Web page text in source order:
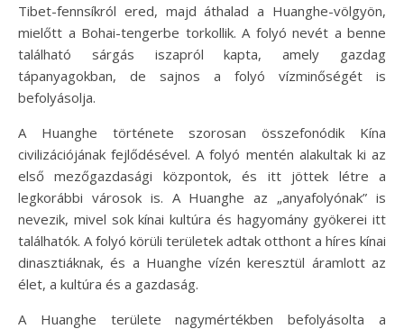
Tibet-fennsíkról ered, majd áthalad a Huanghe-völgyön,
mielőtt a Bohai-tengerbe torkollik. A folyó nevét a benne
található sárgás iszapról kapta, amely gazdag
tápanyagokban, de sajnos a folyó vízminőségét is
befolyásolja.
A Huanghe története szorosan összefonódik Kína
civilizációjának fejlődésével. A folyó mentén alakultak ki az
első mezőgazdasági központok, és itt jöttek létre a
legkorábbi városok is. A Huanghe az „anyafolyónak” is
nevezik, mivel sok kínai kultúra és hagyomány gyökerei itt
találhatók. A folyó körüli területek adtak otthont a híres kínai
dinasztiáknak, és a Huanghe vízén keresztül áramlott az
élet, a kultúra és a gazdaság.
A Huanghe területe nagymértékben befolyásolta a